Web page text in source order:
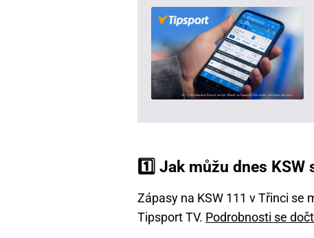
1️⃣ Jak můžu dnes
Zápasy na KSW 111 v Třinci se
Tipsport TV. Podrobnosti se